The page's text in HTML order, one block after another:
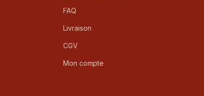
FAQ
Livraison
CGV
Mon compte